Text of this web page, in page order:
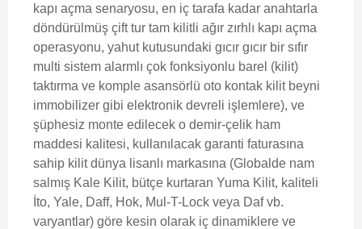
kapı açma senaryosu, en iç tarafa kadar anahtarla
döndürülmüş çift tur tam kilitli ağır zırhlı kapı açma
operasyonu, yahut kutusundaki gıcır gıcır bir sıfır
multi sistem alarmlı çok fonksiyonlu barel (kilit)
taktırma ve komple asansörlü oto kontak kilit beyni
immobilizer gibi elektronik devreli işlemlere), ve
şüphesiz monte edilecek o demir-çelik ham
maddesi kalitesi, kullanılacak garanti faturasına
sahip kilit dünya lisanlı markasına (Globalde nam
salmış Kale Kilit, bütçe kurtaran Yuma Kilit, kaliteli
İto, Yale, Daff, Hok, Mul-T-Lock veya Daf vb.
varyantlar) göre kesin olarak iç dinamiklere ve